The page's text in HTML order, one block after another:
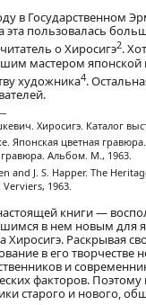
в Государственном
эта пользовалась
о Хиросигэ2.
мастером японской
художника4.
Хиросигэ. Каталог
Японская цветная
Альбом. М., 1963.
and J. S. Happer. The
1963.
книги —
в нем новым для
Хиросигэ. Раскрывая
в его
и
факторов.
старого и нового,